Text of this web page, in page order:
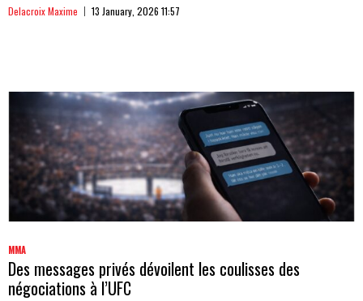
Delacroix Maxime 13 January, 2026 11:57
MMA
Des messages privés dévoilent les coulisses des
négociations à l’UFC